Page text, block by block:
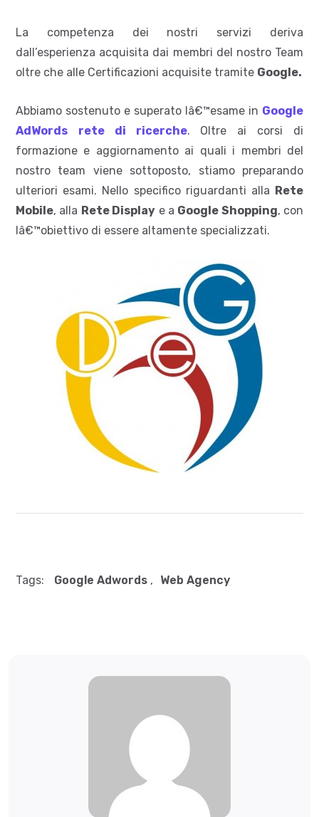
La competenza dei nostri servizi deriva
dall’esperienza acquisita dai membri del nostro Team
oltre che alle Certificazioni acquisite tramite Google.
Abbiamo sostenuto e superato lâ€™esame in Google
AdWords
rete di ricerche. Oltre ai corsi di
formazione e aggiornamento ai quali i membri del
nostro team viene sottoposto, stiamo preparando
ulteriori esami. Nello specifico riguardanti alla Rete
Mobile, alla Rete Display e a Google Shopping, con
lâ€™obiettivo di essere altamente specializzati.
Tags: Google Adwords , Web Agency